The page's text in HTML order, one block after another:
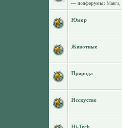
— подфорумы: Манга,
Юмор
Животные
Природа
Исскуство
Hi-Tech